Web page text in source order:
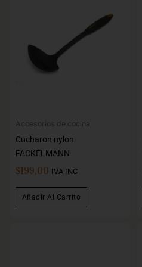
Accesorios de cocina
Cucharon nylon
FACKELMANN
$199,00 IVA INC
Añadir Al Carrito